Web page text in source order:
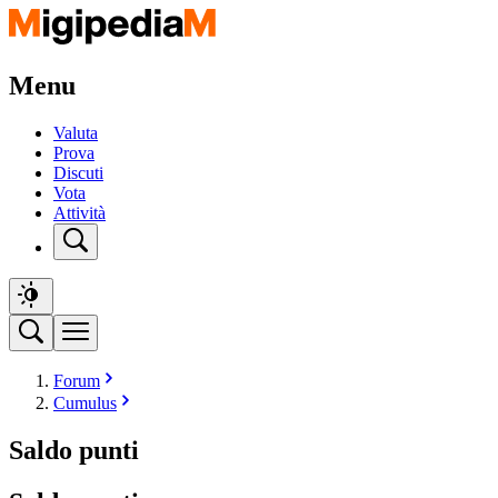
Menu
Valuta
Prova
Discuti
Vota
Attività
Forum
Cumulus
Saldo punti